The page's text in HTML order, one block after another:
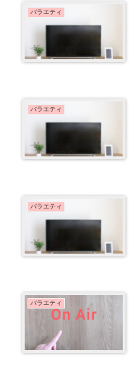
バラエティ
バラエティ
バラエティ
バラエティ